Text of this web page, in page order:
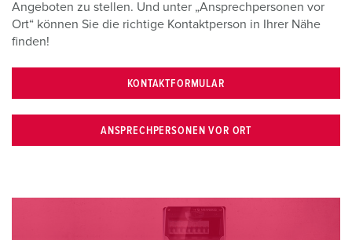
Angeboten zu stellen. Und unter „Ansprechpersonen vor
Ort“ können Sie die richtige Kontaktperson in Ihrer Nähe
finden!
KONTAKTFORMULAR
ANSPRECHPERSONEN VOR ORT